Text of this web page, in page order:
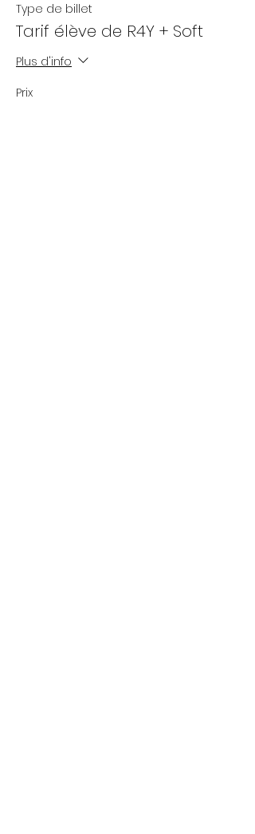
Type de billet
Tarif élève de R4Y + Soft
Plus d'info
Prix